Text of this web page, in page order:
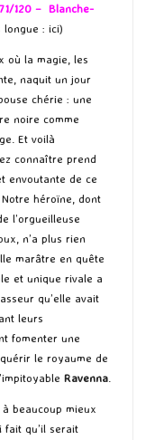
71/120 – Blanche-
longue : ici)
où la magie, les
naquit un jour
chérie : une
noire comme
Et voilà
connaître prend
envoutante de ce
héroïne, dont
l’orgueilleuse
n’a plus rien
marâtre en quête
et unique rivale a
qu’elle avait
leurs
fomenter une
le royaume de
Ravenna.
beaucoup mieux
fait qu’il serait